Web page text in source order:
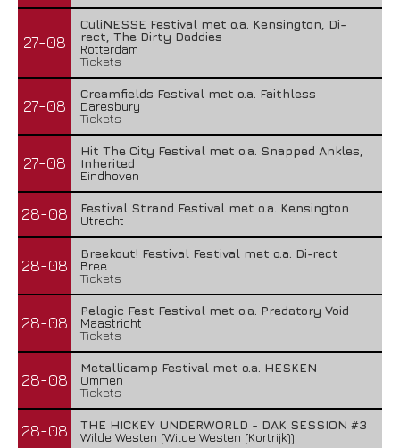
27-08
CuliNESSE Festival met o.a. Kensington, Di-
rect, The Dirty Daddies
Rotterdam
Tickets
27-08
Creamfields Festival met o.a. Faithless
Daresbury
Tickets
27-08
Hit The City Festival met o.a. Snapped Ankles,
Inherited
Eindhoven
28-08
Festival Strand Festival met o.a. Kensington
Utrecht
28-08
Breekout! Festival Festival met o.a. Di-rect
Bree
Tickets
28-08
Pelagic Fest Festival met o.a. Predatory Void
Maastricht
Tickets
28-08
Metallicamp Festival met o.a. HESKEN
Ommen
Tickets
28-08
THE HICKEY UNDERWORLD - DAK SESSION #3
Wilde Westen (Wilde Westen (Kortrijk))